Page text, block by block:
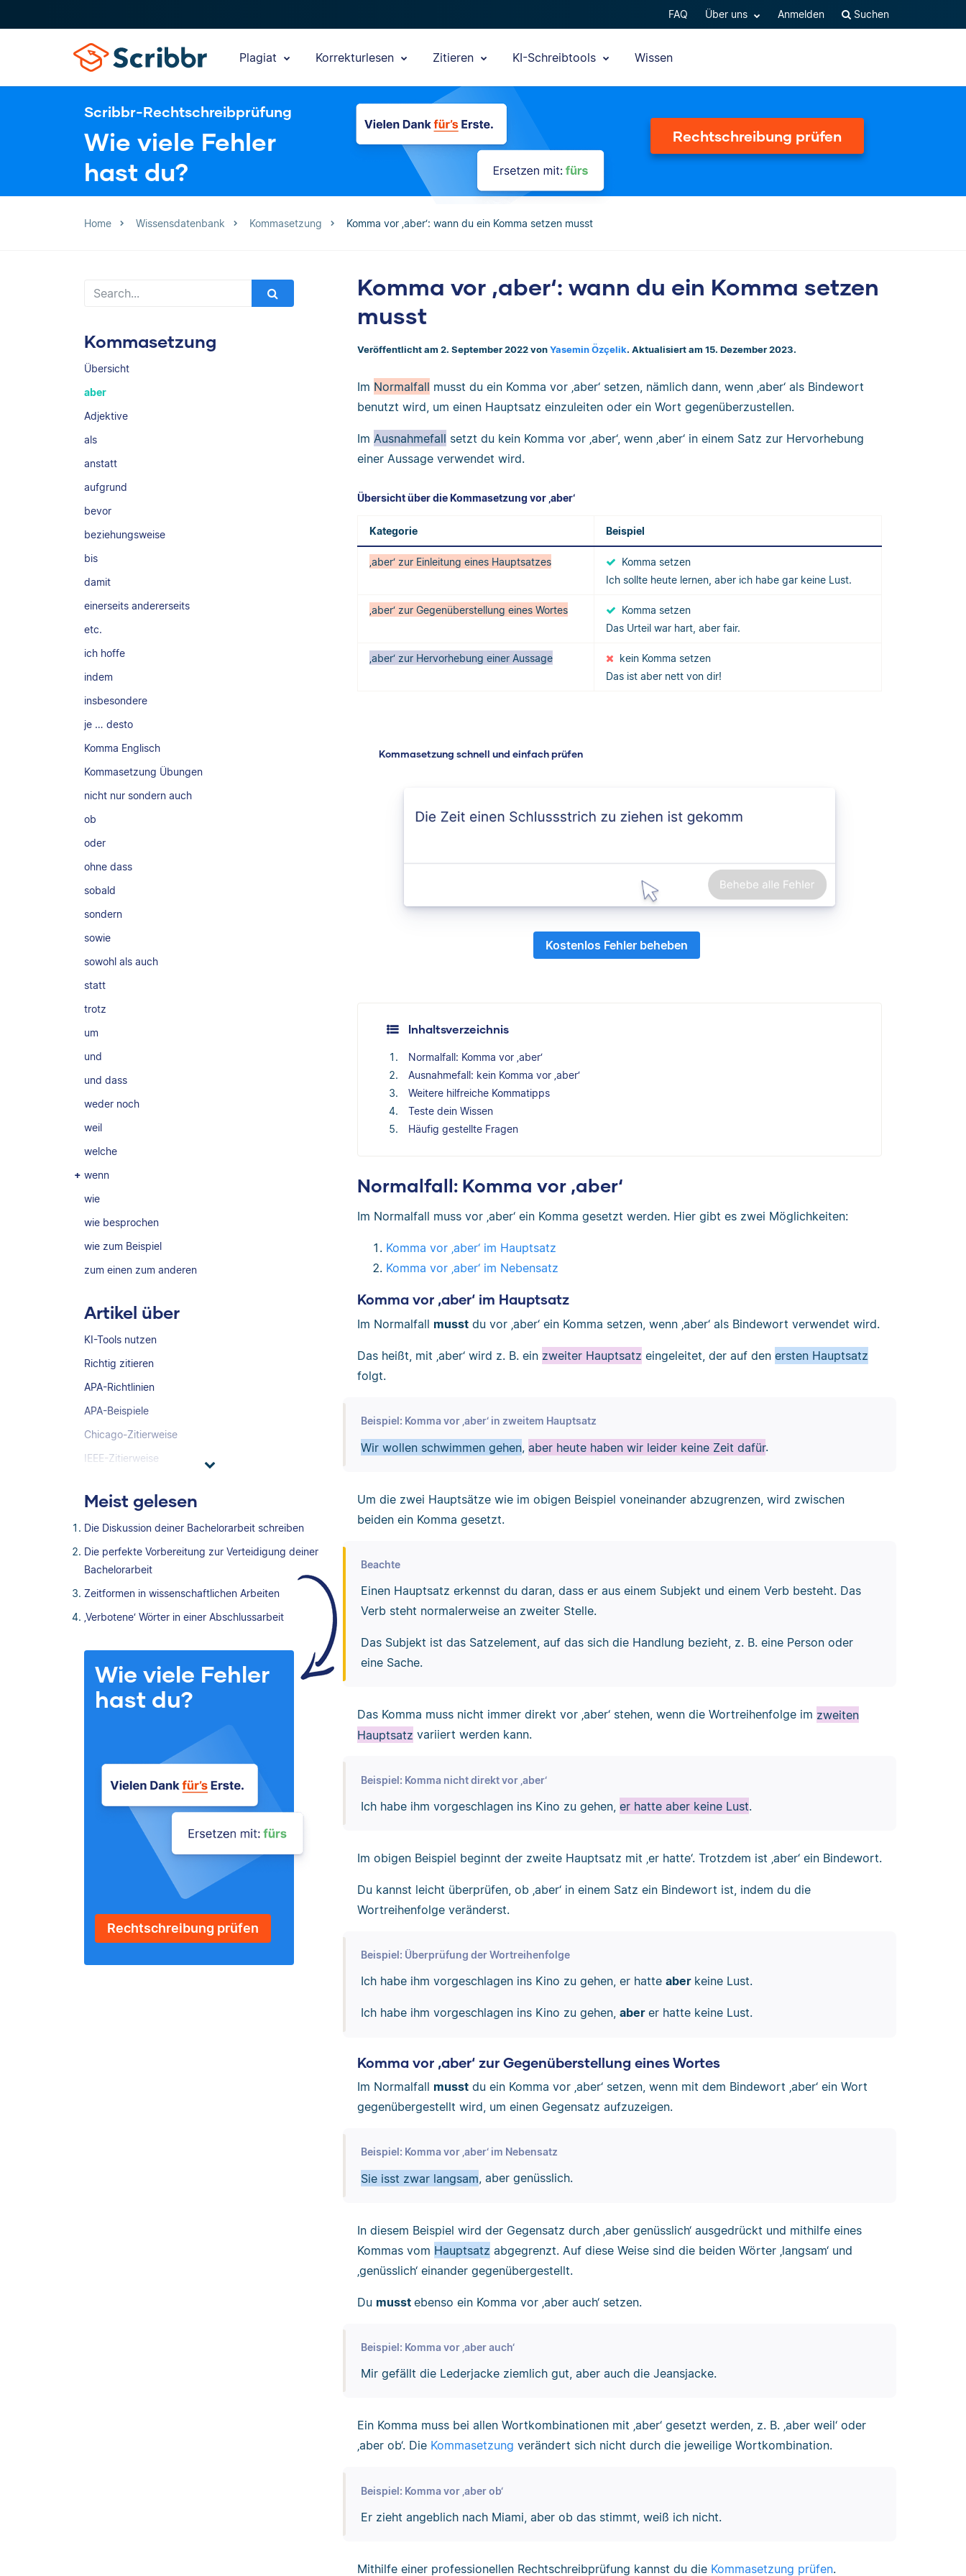
FAQ Über uns Anmelden Suchen
Plagiat Korrekturlesen Zitieren KI-Schreibtools Wissen
Scribbr-Rechtschreibprüfung
Wie viele Fehler
hast du?
Rechtschreibung prüfen
Home Wissensdatenbank Kommasetzung Komma vor ‚aber‘: wann du ein Komma setzen musst
Kommasetzung
Übersicht
aber
Adjektive
als
anstatt
aufgrund
bevor
beziehungsweise
bis
damit
einerseits andererseits
etc.
ich hoffe
indem
insbesondere
je … desto
Komma Englisch
Kommasetzung Übungen
nicht nur sondern auch
ob
oder
ohne dass
sobald
sondern
sowie
sowohl als auch
statt
trotz
um
und
und dass
weder noch
weil
welche
wenn
wie
wie besprochen
wie zum Beispiel
zum einen zum anderen
Artikel über
KI-Tools nutzen
Richtig zitieren
APA-Richtlinien
APA-Beispiele
Chicago-Zitierweise
IEEE-Zitierweise
Meist gelesen
Die Diskussion deiner Bachelorarbeit schreiben
Die perfekte Vorbereitung zur Verteidigung deiner
Bachelorarbeit
Zeitformen in wissenschaftlichen Arbeiten
‚Verbotene‘ Wörter in einer Abschlussarbeit
Wie viele Fehler
hast du?
Rechtschreibung prüfen
Komma vor ‚aber‘: wann du ein Komma setzen
musst
Veröffentlicht am 2. September 2022 von Yasemin Özçelik. Aktualisiert am 15. Dezember 2023.
Im Normalfall musst du ein Komma vor ‚aber‘ setzen, nämlich dann, wenn ‚aber‘ als Bindewort
benutzt wird, um einen Hauptsatz einzuleiten oder ein Wort gegenüberzustellen.
Im Ausnahmefall setzt du kein Komma vor ‚aber‘, wenn ‚aber‘ in einem Satz zur Hervorhebung
einer Aussage verwendet wird.
Übersicht über die Kommasetzung vor ‚aber‘
Kategorie Beispiel
‚aber‘ zur Einleitung eines Hauptsatzes
Komma setzen
Ich sollte heute lernen, aber ich habe gar keine Lust.
‚aber‘ zur Gegenüberstellung eines Wortes
Komma setzen
Das Urteil war hart, aber fair.
‚aber‘ zur Hervorhebung einer Aussage
kein Komma setzen
Das ist aber nett von dir!
Kommasetzung schnell und einfach prüfen
Kostenlos Fehler beheben
Inhaltsverzeichnis
Normalfall: Komma vor ‚aber‘
Ausnahmefall: kein Komma vor ‚aber‘
Weitere hilfreiche Kommatipps
Teste dein Wissen
Häufig gestellte Fragen
Normalfall: Komma vor ‚aber‘
Im Normalfall muss vor ‚aber‘ ein Komma gesetzt werden. Hier gibt es zwei Möglichkeiten:
Komma vor ‚aber‘ im Hauptsatz
Komma vor ‚aber‘ im Nebensatz
Komma vor ‚aber‘ im Hauptsatz
Im Normalfall musst du vor ‚aber‘ ein Komma setzen, wenn ‚aber‘ als Bindewort verwendet wird.
Das heißt, mit ‚aber‘ wird z. B. ein zweiter Hauptsatz eingeleitet, der auf den ersten Hauptsatz
folgt.
Beispiel: Komma vor ‚aber‘ in zweitem Hauptsatz
Wir wollen schwimmen gehen, aber heute haben wir leider keine Zeit dafür.
Um die zwei Hauptsätze wie im obigen Beispiel voneinander abzugrenzen, wird zwischen
beiden ein Komma gesetzt.
Beachte
Einen Hauptsatz erkennst du daran, dass er aus einem Subjekt und einem Verb besteht. Das
Verb steht normalerweise an zweiter Stelle.
Das Subjekt ist das Satzelement, auf das sich die Handlung bezieht, z. B. eine Person oder
eine Sache.
Das Komma muss nicht immer direkt vor ‚aber‘ stehen, wenn die Wortreihenfolge im zweiten
Hauptsatz variiert werden kann.
Beispiel: Komma nicht direkt vor ‚aber‘
Ich habe ihm vorgeschlagen ins Kino zu gehen, er hatte aber keine Lust.
Im obigen Beispiel beginnt der zweite Hauptsatz mit ‚er hatte‘. Trotzdem ist ‚aber‘ ein Bindewort.
Du kannst leicht überprüfen, ob ‚aber‘ in einem Satz ein Bindewort ist, indem du die
Wortreihenfolge veränderst.
Beispiel: Überprüfung der Wortreihenfolge
Ich habe ihm vorgeschlagen ins Kino zu gehen, er hatte aber keine Lust.
Ich habe ihm vorgeschlagen ins Kino zu gehen, aber er hatte keine Lust.
Komma vor ‚aber‘ zur Gegenüberstellung eines Wortes
Im Normalfall musst du ein Komma vor ‚aber‘ setzen, wenn mit dem Bindewort ‚aber‘ ein Wort
gegenübergestellt wird, um einen Gegensatz aufzuzeigen.
Beispiel: Komma vor ‚aber‘ im Nebensatz
Sie isst zwar langsam, aber genüsslich.
In diesem Beispiel wird der Gegensatz durch ‚aber genüsslich‘ ausgedrückt und mithilfe eines
Kommas vom Hauptsatz abgegrenzt. Auf diese Weise sind die beiden Wörter ‚langsam‘ und
‚genüsslich‘ einander gegenübergestellt.
Du musst ebenso ein Komma vor ‚aber auch‘ setzen.
Beispiel: Komma vor ‚aber auch‘
Mir gefällt die Lederjacke ziemlich gut, aber auch die Jeansjacke.
Ein Komma muss bei allen Wortkombinationen mit ‚aber‘ gesetzt werden, z. B. ‚aber weil‘ oder
‚aber ob‘. Die Kommasetzung verändert sich nicht durch die jeweilige Wortkombination.
Beispiel: Komma vor ‚aber ob‘
Er zieht angeblich nach Miami, aber ob das stimmt, weiß ich nicht.
Mithilfe einer professionellen Rechtschreibprüfung kannst du die Kommasetzung prüfen.